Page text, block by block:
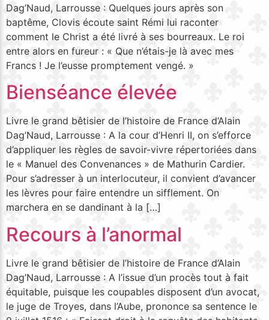
Dag’Naud, Larrousse : Quelques jours après son
baptême, Clovis écoute saint Rémi lui raconter
comment le Christ a été livré à ses bourreaux. Le roi
entre alors en fureur : « Que n’étais-je là avec mes
Francs ! Je l’eusse promptement vengé. »
Bienséance élevée
Livre le grand bêtisier de l’histoire de France d’Alain
Dag’Naud, Larrousse : A la cour d’Henri II, on s’efforce
d’appliquer les règles de savoir-vivre répertoriées dans
le « Manuel des Convenances » de Mathurin Cardier.
Pour s’adresser à un interlocuteur, il convient d’avancer
les lèvres pour faire entendre un sifflement. On
marchera en se dandinant à la […]
Recours à l’anormal
Livre le grand bêtisier de l’histoire de France d’Alain
Dag’Naud, Larrousse : A l’issue d’un procès tout à fait
équitable, puisque les coupables disposent d’un avocat,
le juge de Troyes, dans l’Aube, prononce sa sentence le